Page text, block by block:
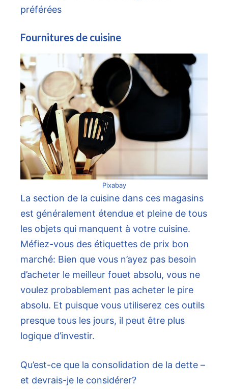
préférées
Fournitures de cuisine
Pixabay
La section de la cuisine dans ces magasins
est généralement étendue et pleine de tous
les objets qui manquent à votre cuisine.
Méfiez-vous des étiquettes de prix bon
marché: Bien que vous n’ayez pas besoin
d’acheter le meilleur fouet absolu, vous ne
voulez probablement pas acheter le pire
absolu. Et puisque vous utiliserez ces outils
presque tous les jours, il peut être plus
logique d’investir.
Qu’est-ce que la consolidation de la dette –
et devrais-je le considérer?